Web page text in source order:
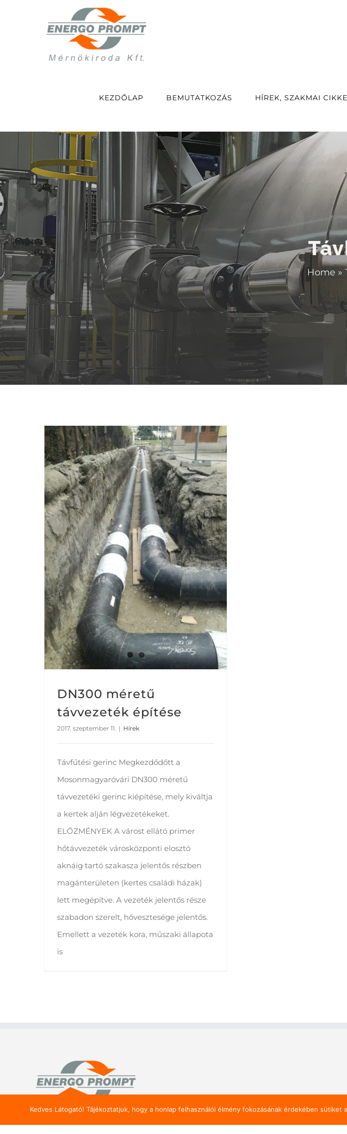
KEZDŐLAP BEMUTATKOZÁS HÍREK, SZAKMAI
Home »
DN300 méretű
távvezeték építése
2017. szeptember 11. | Hírek
Távfűtési gerinc Megkezdődőtt a
Mosonmagyaróvári DN300 méretű
távvezetéki gerinc kiépítése, mely kiváltja
a kertek alján légvezetékeket.
ELŐZMÉNYEK A várost ellátó primer
hőtávvezeték városközponti elosztó
aknáig tartó szakasza jelentős részben
magánterületen (kertes családi házak)
lett megépítve. A vezeték jelentős része
szabadon szerelt, hővesztesége jelentős.
Emellett a vezeték kora, műszaki állapota
is
Kedves Látogató! Tájékoztatjuk, hogy a honlap felhasználói élmény fokozásának érdekében